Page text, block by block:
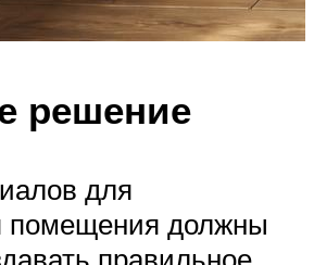
решение
для
помещения должны